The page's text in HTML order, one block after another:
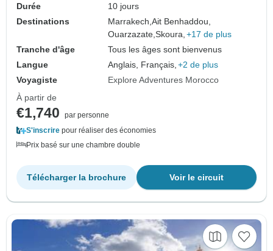
Durée
10 jours
Destinations
Marrakech,Ait Benhaddou,
Ouarzazate,Skoura, +17 de plus
Tranche d'âge
Tous les âges sont bienvenus
Langue
Anglais, Français, +2 de plus
Voyagiste
Explore Adventures Morocco
À partir de
€1,740
par personne
S'inscrire pour réaliser des économies
Prix basé sur une chambre double
Voir le circuit
Télécharger la brochure